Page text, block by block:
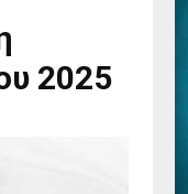
2025